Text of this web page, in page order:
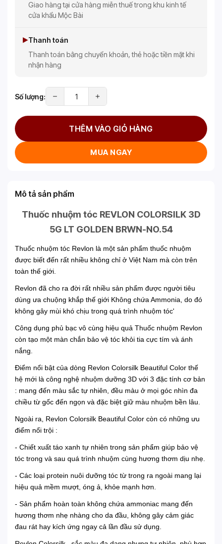
Giao hàng tại cửa hàng miễn thuế trong khu kinh tế
cửa khẩu Mộc Bài
Thanh toán
Thanh toán bằng chuyển khoản, thẻ hoặc tiền mặt khi
nhận hàng
Số lượng:
THÊM VÀO GIỎ HÀNG
MUA NGAY
Mô tả sản phẩm
Thuốc nhuộm tóc REVLON COLORSILK 3D
5G LT GOLDEN BRWN-NO.54
Thuốc nhuộm tóc Revlon là một sản phẩm thuốc nhuộm
được biết đến rất nhiều không chỉ ở Việt Nam mà còn trên
toàn thế giới.
Revlon đã cho ra đời rất nhiều sản phẩm được người tiêu
dùng ưa chuộng khắp thế giới Không chứa Ammonia, do đó
không gây mùi khó chịu trong quá trình nhuộm tóc'
Công dụng phủ bạc vô cùng hiệu quả Thuốc nhuộm Revlon
còn tạo một màn chắn bảo vệ tóc khỏi tia cực tím và ánh
nắng.
Điểm nổi bật của dòng Revlon Colorsilk Beautiful Color thế
hệ mới là công nghệ nhuộm dưỡng 3D với 3 đặc tính cơ bản
: mang đến màu sắc tự nhiên, đều màu ở mọi góc nhìn đa
chiều từ gốc đến ngọn và đặc biệt giữ màu nhuộm bền lâu.
Ngoài ra, Revlon Colorsilk Beautiful Color còn có những ưu
điểm nổi trội :
- Chiết xuất táo xanh tự nhiên trong sản phẩm giúp bảo vệ
tóc trong và sau quá trình nhuộm cùng hương thơm dịu nhẹ.
- Các loại protein nuôi dưỡng tóc từ trong ra ngoài mang lại
hiệu quả mềm mượt, óng ả, khỏe mạnh hơn.
- Sản phẩm hoàn toàn không chứa ammoniac mang đến
hương thơm nhẹ nhàng cho da đầu, không gây cảm giác
đau rát hay kích ứng ngay cả lần đầu sử dụng.